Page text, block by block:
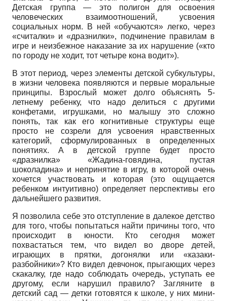
Детская группа — это полигон для освоения
человеческих взаимоотношений, усвоения
социальных норм. В ней «обучаются» легко, через
«считалки» и «дразнилки», подчинение правилам в
игре и неизбежное наказание за их нарушение («кто
по городу не ходит, тот четыре кона водит»).
В этот период, через элементы детской субкультуры,
в жизни человека появляются и первые моральные
принципы. Взрослый может долго объяснять 5-
летнему ребенку, что надо делиться с другими
конфетами, игрушками, но малышу это сложно
понять, так как его когнитивные структуры еще
просто не созрели для усвоения нравственных
категорий, сформулированных в определенных
понятиях. А в детской группе будет просто
«дразнилка» «Жадина-говядина, пустая
шоколадина» и непринятие в игру, в которой очень
хочется участвовать и которая (это ощущается
ребенком интуитивно) определяет перспективы его
дальнейшего развития.
Я позволила себе это отступление в далекое детство
для того, чтобы попытаться найти причины того, что
происходит в юности. Кто сегодня может
похвастаться тем, что видел во дворе детей,
играющих в прятки, догонялки или «казаки-
разбойники»? Кто видел девчонок, прыгающих через
скакалку, где надо соблюдать очередь, уступать ее
другому, если нарушил правило? Загляните в
детский сад — детки готовятся к школе, у них мини-